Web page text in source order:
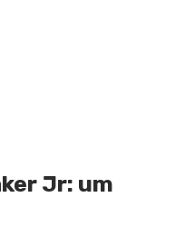
Jr: um